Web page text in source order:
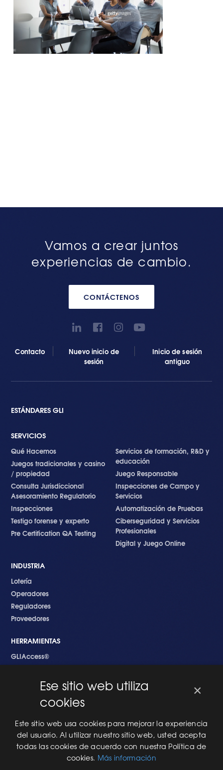
Vamos a crear juntos
experiencias de cambio.
CONTÁCTENOS
Contacto
Nuevo inicio de
sesión
Inicio de sesión
antiguo
ESTÁNDARES GLI
SERVICIOS
Qué Hacemos
Juegos tradicionales y casino
/ propiedad
Consulta Jurisdiccional
Asesoramiento Regulatorio
Inspecciones
Testigo forense y experto
Pre Certification QA Testing
Servicios de formación, R&D y
educación
Juego Responsable
Inspecciones de Campo y
Servicios
Automatización de Pruebas
Ciberseguridad y Servicios
Profesionales
Digital y Juego Online
INDUSTRIA
Lotería
Operadores
Reguladores
Proveedores
HERRAMIENTAS
GLIAccess®
EMPEZANDO
Nuevo en GLI
Nuevo Software
Una Nueva Máquina
Modificaciones al Software
Modificaciones al Hardware
×
Ese sitio web utiliza
cookies
Este sitio web usa cookies para mejorar la experiencia
del usuario. Al utilizar nuestro sitio web, usted acepta
todas las cookies de acuerdo con nuestra Política de
cookies. Más información